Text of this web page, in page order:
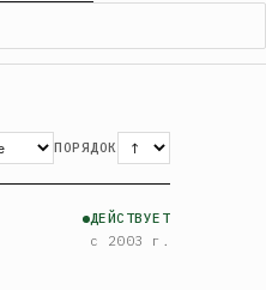
ПОРЯДОК
ДЕЙСТВУЕТ
с 2003 г.